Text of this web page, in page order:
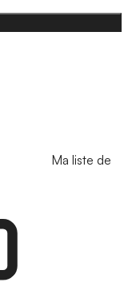
Ma liste de